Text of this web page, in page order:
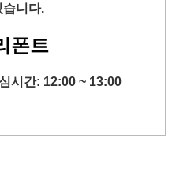
습니다.
폰트
시간: 12:00 ~ 13:00